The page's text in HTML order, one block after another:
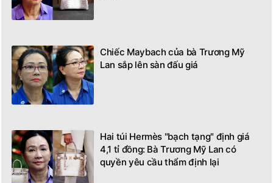
Chiếc Maybach của bà Trương Mỹ
Lan sắp lên sàn đấu giá
Hai túi Hermès "bạch tạng" định giá
4,1 tỉ đồng: Bà Trương Mỹ Lan có
quyền yêu cầu thẩm định lại